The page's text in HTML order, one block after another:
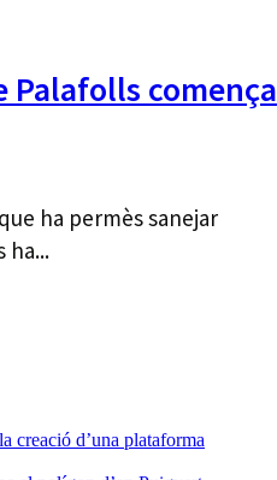
Palafolls comença
ha permès sanejar
ha...
creació d’una plataforma